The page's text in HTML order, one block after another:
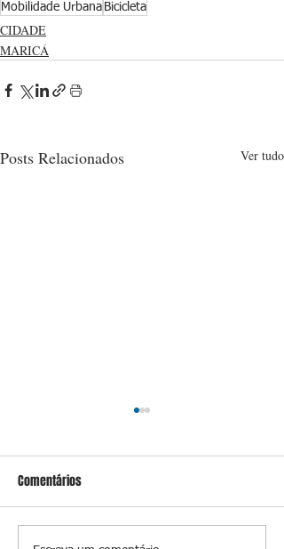
Mobilidade Urbana Bicicleta
CIDADE
MARICÁ
Posts Relacionados Ver tudo
Comentários